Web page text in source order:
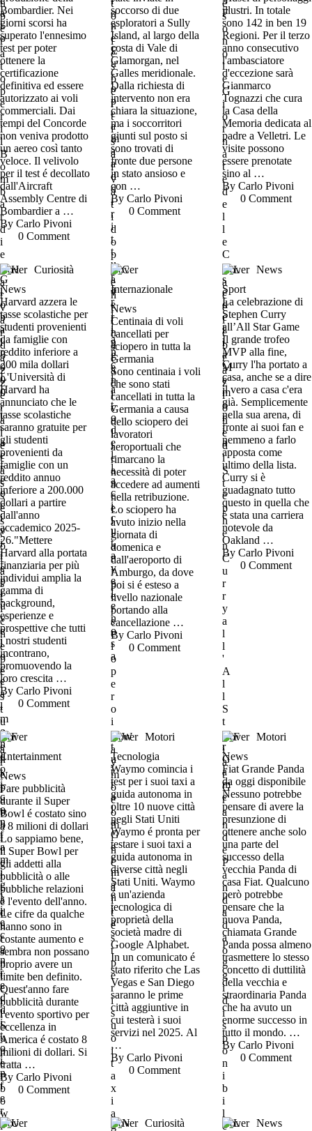
Bombardier. Nei
giorni scorsi ha
superato l'ennesimo
test per poter
ottenere la
certificazione
definitiva ed essere
autorizzato ai voli
commerciali. Dai
tempi del Concorde
non veniva prodotto
un aereo così tanto
veloce. Il velivolo
per il test é decollato
dall'Aircraft
Assembly Centre di
Bombardier a …
By Carlo Pivoni
0 Comment
soccorso di due
esploratori a Sully
Island, al largo della
costa di Vale di
Glamorgan, nel
Galles meridionale.
Dalla richiesta di
intervento non era
chiara la situazione,
ma i soccorritori
giunti sul posto si
sono trovati di
fronte due persone
in stato ansioso e
con …
By Carlo Pivoni
0 Comment
illustri. In totale
sono 142 in ben 19
Regioni. Per il terzo
anno consecutivo
l'ambasciatore
d'eccezione sarà
Gianmarco
Tognazzi che cura
la Casa della
Memoria dedicata al
padre a Velletri. Le
visite possono
essere prenotate
sino al …
By Carlo Pivoni
0 Comment
Cover Curiosità
News
Harvard azzera le
tasse scolastiche per
studenti provenienti
da famiglie con
reddito inferiore a
200 mila dollari
L'Università di
Harvard ha
annunciato che le
tasse scolastiche
saranno gratuite per
gli studenti
provenienti da
famiglie con un
reddito annuo
inferiore a 200.000
dollari a partire
dall'anno
accademico 2025-
26."Mettere
Harvard alla portata
finanziaria per più
individui amplia la
gamma di
background,
esperienze e
prospettive che tutti
i nostri studenti
incontrano,
promuovendo la
loro crescita …
By Carlo Pivoni
0 Comment
Cover
Internazionale
News
Centinaia di voli
cancellati per
sciopero in tutta la
Germania
Sono centinaia i voli
che sono stati
cancellati in tutta la
Germania a causa
dello sciopero dei
lavoratori
aeroportuali che
rimarcano la
necessità di poter
accedere ad aumenti
nella retribuzione.
Lo sciopero ha
avuto inizio nella
giornata di
domenica e
dall'aeroporto di
Amburgo, da dove
poi si é esteso a
livello nazionale
portando alla
cancellazione …
By Carlo Pivoni
0 Comment
Cover
News
Sport
La celebrazione di
Stephen Curry
all’All Star Game
Il grande trofeo
MVP alla fine,
Curry l'ha portato a
casa, anche se a dire
il vero a casa c'era
già. Semplicemente
nella sua arena, di
fronte ai suoi fan e
nemmeno a farlo
apposta come
ultimo della lista.
Curry si è
guadagnato tutto
questo in quella che
è stata una carriera
notevole da
Oakland …
By Carlo Pivoni
0 Comment
Cover
Entertainment
News
Fare pubblicità
durante il Super
Bowl é costato sino
a 8 milioni di dollari
Lo sappiamo bene,
il Super Bowl per
gli addetti alla
pubblicità o alle
pubbliche relazioni
é l'evento dell'anno.
Le cifre da qualche
hanno sono in
costante aumento e
sembra non possano
proprio avere un
limite ben definito.
Quest'anno fare
pubblicità durante
l'evento sportivo per
eccellenza in
America é costato 8
milioni di dollari. Si
tratta …
By Carlo Pivoni
0 Comment
Cover Motori
Tecnologia
Waymo comincia i
test per i suoi taxi a
guida autonoma in
oltre 10 nuove città
negli Stati Uniti
Waymo é pronta per
testare i suoi taxi a
guida autonoma in
diverse città negli
Stati Uniti. Waymo
é un'azienda
tecnologica di
proprietà della
società madre di
Google Alphabet.
In un comunicato é
stato riferito che Las
Vegas e San Diego
saranno le prime
città aggiuntive in
cui testerà i suoi
servizi nel 2025. Al
…
By Carlo Pivoni
0 Comment
Cover
Motori
News
Fiat Grande Panda
da oggi disponibile
Nessuno potrebbe
pensare di avere la
presunzione di
ottenere anche solo
una parte del
successo della
vecchia Panda di
casa Fiat. Qualcuno
però potrebbe
pensare che la
nuova Panda,
chiamata Grande
Panda possa almeno
trasmettere lo stesso
concetto di duttilità
della vecchia e
straordinaria Panda
che ha avuto un
enorme successo in
tutto il mondo. …
By Carlo Pivoni
0 Comment
Cover
Cover Curiosità
Cover
News